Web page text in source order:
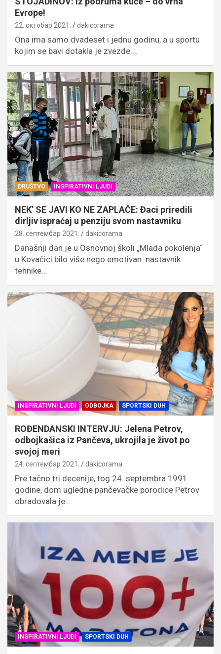
Evrope!
22. октобар 2021. dakicorama
Ona ima samo dvadeset i jednu godinu, a u sportu
kojim se bavi dotakla je zvezde.…
DRUŠTVO INSPIRATIVNI LJUDI
NEK’ SE JAVI KO NE ZAPLAČE: Đaci priredili
dirljiv ispraćaj u penziju svom nastavniku
28. септембар 2021. dakicorama
Današnji dan je u Osnovnoj školi „Mlada pokolenja“
u Kovačici bilo više nego emotivan: nastavnik
tehnike…
INSPIRATIVNI LJUDI ODBOJKA SPORTSKI DUH
ROĐENDANSKI INTERVJU: Jelena Petrov,
odbojkašica iz Pančeva, ukrojila je život po
svojoj meri
24. септембар 2021. dakicorama
Pre tačno tri decenije, tog 24. septembra 1991.
godine, dom ugledne pančevačke porodice Petrov
obradovala je…
INSPIRATIVNI LJUDI SPORTSKI DUH